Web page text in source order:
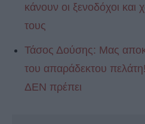
κάνουν οι ξενοδόχοι και
τους
Τάσος Δούσης: Μας
του απαράδεκτου
ΔΕΝ πρέπει